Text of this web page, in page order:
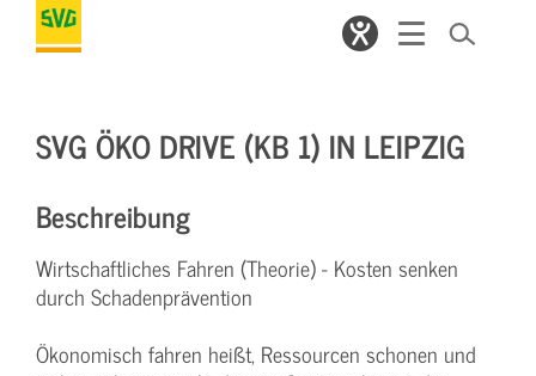
SVG ÖKO DRIVE (KB 1) IN LEIPZIG
Beschreibung
Wirtschaftliches Fahren (Theorie) - Kosten senken
durch Schadenprävention
Ökonomisch fahren heißt, Ressourcen schonen und